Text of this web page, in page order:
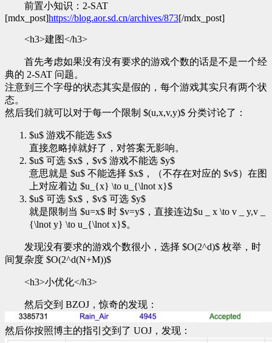
前置小知识：2-SAT
[mdx_post]https://blog.aor.sd.cn/archives/873[/mdx_post]
<h3>建图</h3>
首先考虑如果没有没有要求的游戏个数的话是不是一个经
典的 2-SAT 问题。
注意到三个字母的状态其实是假的，每个游戏其实只有两个状
态。
然后我们就可以对于每一个限制 $(u,x,v,y)$ 分类讨论了：
$u$ 游戏不能选 $x$
直接忽略掉就好了，对答案无影响。
$u$ 可选 $x$，$v$ 游戏不能选 $y$
意思就是 $u$ 不能选择 $x$，（不存在对应的 $v$）在图
上对应着边 $u_{x} \to u_{\lnot x}$
$u$ 可选 $x$，$v$ 可选 $y$
就是限制当 $u=x$ 时 $v=y$，直接连边$u _ x \to v _ y,v _
{\lnot y} \to u_{\lnot x}$。
发现没有要求的游戏个数很小，选择 $O(2^d)$ 枚举，时
间复杂度 $O(2^d(N+M))$
<h3>小优化</h3>
然后交到 BZOJ，惊奇的发现：
然后你按照博主的指引交到了 UOJ，发现：